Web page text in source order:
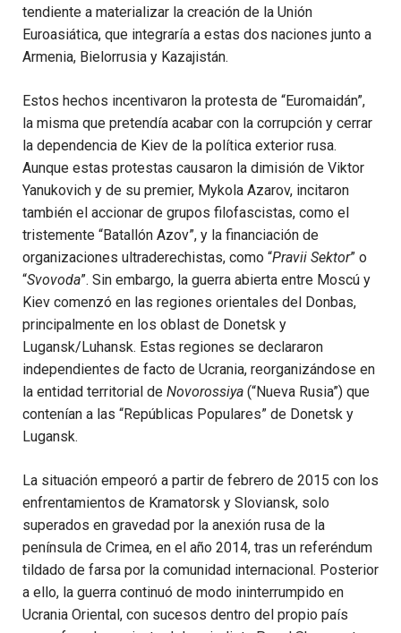
tendiente a materializar la creación de la Unión
Euroasiática, que integraría a estas dos naciones junto a
Armenia, Bielorrusia y Kazajistán.
Estos hechos incentivaron la protesta de “Euromaidán”,
la misma que pretendía acabar con la corrupción y cerrar
la dependencia de Kiev de la política exterior rusa.
Aunque estas protestas causaron la dimisión de Viktor
Yanukovich y de su premier, Mykola Azarov, incitaron
también el accionar de grupos filofascistas, como el
tristemente “Batallón Azov”, y la financiación de
organizaciones ultraderechistas, como “Pravii Sektor” o
“Svovoda”. Sin embargo, la guerra abierta entre Moscú y
Kiev comenzó en las regiones orientales del Donbas,
principalmente en los oblast de Donetsk y
Lugansk/Luhansk. Estas regiones se declararon
independientes de facto de Ucrania, reorganizándose en
la entidad territorial de Novorossiya (“Nueva Rusia”) que
contenían a las “Repúblicas Populares” de Donetsk y
Lugansk.
La situación empeoró a partir de febrero de 2015 con los
enfrentamientos de Kramatorsk y Sloviansk, solo
superados en gravedad por la anexión rusa de la
península de Crimea, en el año 2014, tras un referéndum
tildado de farsa por la comunidad internacional. Posterior
a ello, la guerra continuó de modo ininterrumpido en
Ucrania Oriental, con sucesos dentro del propio país